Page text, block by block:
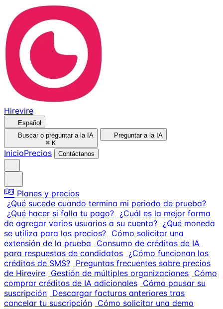
Hirevire
Español
Buscar o preguntar a la IA
⌘ K
Preguntar a la IA
InicioPrecios Contáctanos
Planes y precios
¿Qué sucede cuando termina mi periodo de prueba?
¿Qué hacer si falla tu pago? ¿Cuál es la mejor forma
de agregar varios usuarios a su cuenta? ¿Qué moneda
se utiliza para los precios? Cómo solicitar una
extensión de la prueba
Consumo de créditos de IA
para respuestas de candidatos ¿Cómo funcionan los
créditos de SMS? Preguntas frecuentes sobre precios
de Hirevire Gestión de múltiples organizaciones Cómo
comprar créditos de IA adicionales Cómo pausar su
suscripción Descargar facturas anteriores tras
cancelar tu suscripción Cómo solicitar una demo